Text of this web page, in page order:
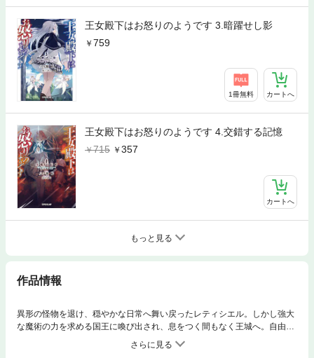
王女殿下はお怒りのようです 3.暗躍せし影
759
1冊無料 カートへ
王女殿下はお怒りのようです 4.交錯する記憶
715
357
カートへ
もっと見る
作品情報
異形の怪物を退け、穏やかな日常へ舞い戻ったレティシエル。しかし強大
な魔術の力を求める国王に喚び出され、息をつく間もなく王城へ。自由を
求めるレティシエルに、したたかな国王はとある条件を提示して……？謁
見を終え、学園に戻ったレティシエルは「魔法同好会」を立ち上げる。同